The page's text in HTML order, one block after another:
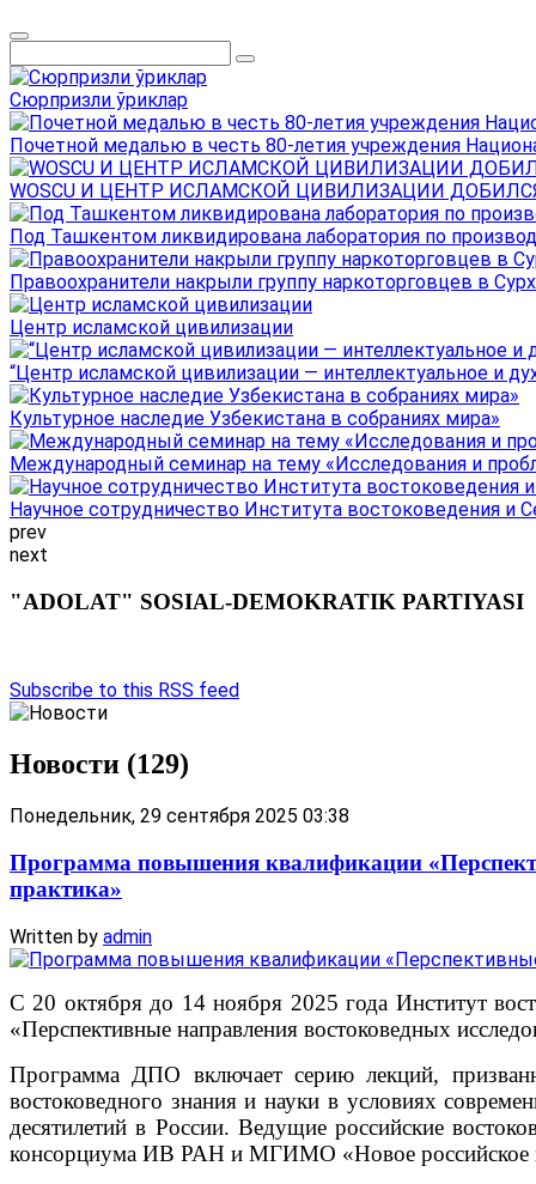
Сюрпризли ўриклар
Почетной медалью в честь 80-летия учреждения
WOSCU И ЦЕНТР ИСЛАМСКОЙ ЦИВИЛИЗАЦИИ
Под Ташкентом ликвидирована лаборатория по
Правоохранители накрыли группу наркоторговцев в
Центр исламской цивилизации
“Центр исламской цивилизации — интеллектуальное и
Культурное наследие Узбекистана в собраниях мира»
Международный семинар на тему «Исследования и
Научное сотрудничество Института востоковедения и
prev
next
"ADOLAT" SOSIAL-DEMOKRATIK PARTIYASI
Subscribe to this RSS feed
Новости (129)
Понедельник, 29 сентября 2025 03:38
Программа повышения квалификации
практика»
Written by admin
С 20 октября до 14 ноября 2025 года Институт
«Перспективные направления востоковедных
Программа ДПО включает серию лекций,
востоковедного знания и науки в условиях
десятилетий в России. Ведущие российские
консорциума ИВ РАН и МГИМО «Новое российское